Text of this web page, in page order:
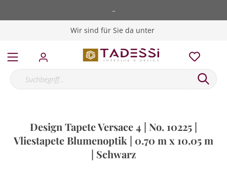
-
Wir sind für Sie da unter
Design Tapete Versace 4 | No. 10225 |
Vliestapete Blumenoptik | 0.70 m x 10.05 m
| Schwarz